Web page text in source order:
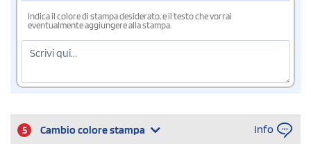
Indica il colore di stampa desiderato, e il testo che vorrai
eventualmente aggiungere alla stampa.
5 Cambio colore stampa Info